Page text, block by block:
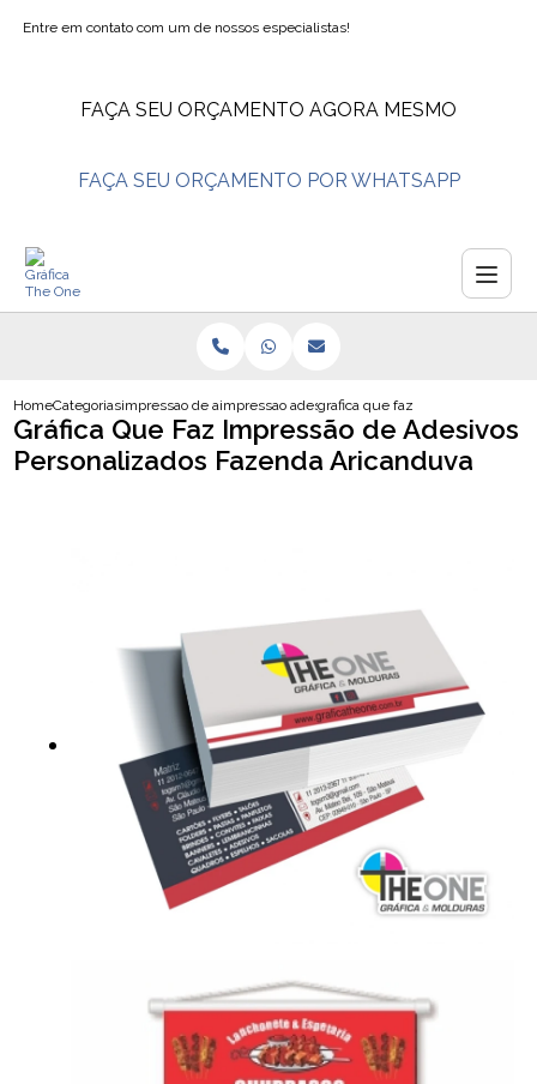
Entre em contato com um de nossos especialistas!
FAÇA SEU ORÇAMENTO AGORA MESMO
FAÇA SEU ORÇAMENTO POR WHATSAPP
HomeCategoriasimpressao de adesivosimpressao adesivo vinil brancografica que faz impressao de
Gráfica Que Faz Impressão de Adesivos
Personalizados Fazenda Aricanduva